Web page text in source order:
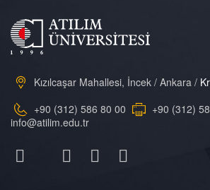
Kızılcaşar Mahallesi, İncek / Ankara /
+90 (312) 586 80 00
+90 (312)
info@atilim.edu.tr